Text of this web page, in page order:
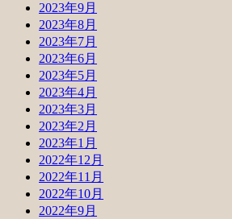
2023年9月
2023年8月
2023年7月
2023年6月
2023年5月
2023年4月
2023年3月
2023年2月
2023年1月
2022年12月
2022年11月
2022年10月
2022年9月